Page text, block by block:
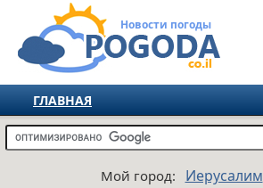
Новости погоды
ГЛАВНАЯ
ИЗРАИЛЬ
Мой город: Иерусалим